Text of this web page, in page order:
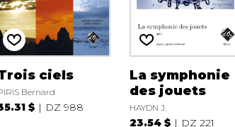
ciels
Bernard
$ DZ 988
La symphonie
des jouets
HAYDN J.
23.54 $ DZ 221